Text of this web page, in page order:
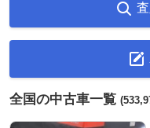
全国の中古車一覧